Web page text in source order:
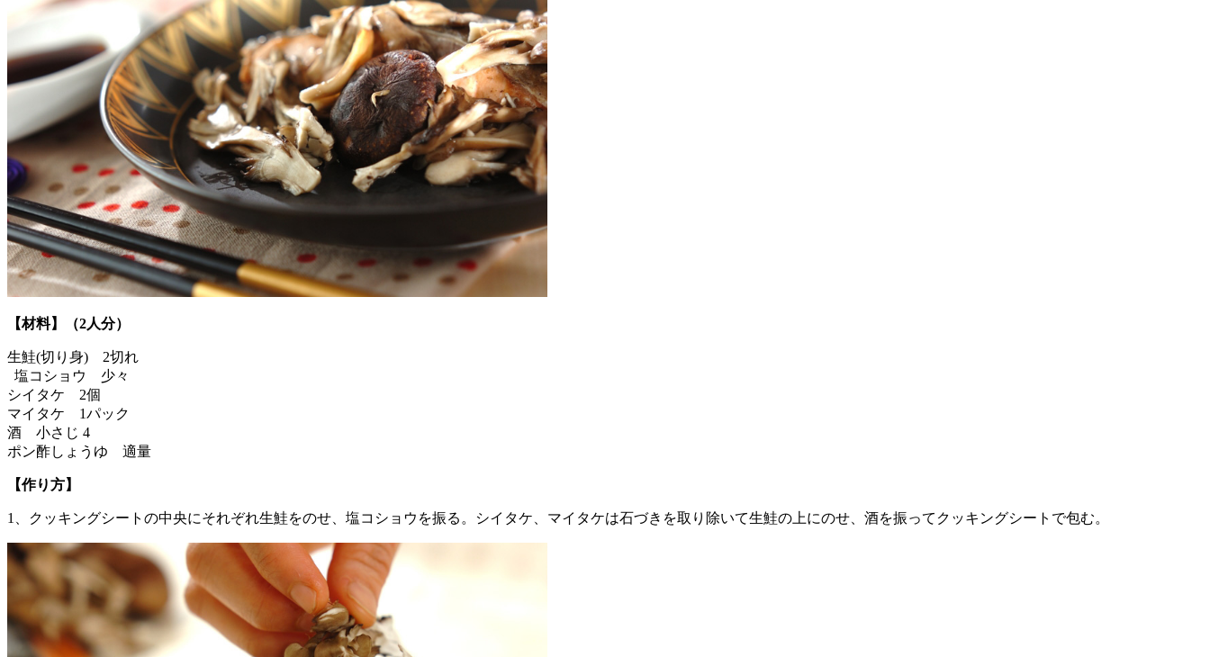
【材料】（2人分）
生鮭(切り身) 2切れ
塩コショウ 少々
シイタケ 2個
マイタケ 1パック
酒 小さじ 4
ポン酢しょうゆ 適量
【作り方】
1、クッキングシートの中央にそれぞれ生鮭をのせ、塩コショウを振る。シイタケ、マイタケは石づきを取り除いて生鮭の上にのせ、酒を振ってクッキングシートで包む。